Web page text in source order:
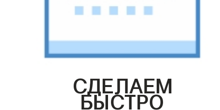
СДЕЛАЕМ
БЫСТРО